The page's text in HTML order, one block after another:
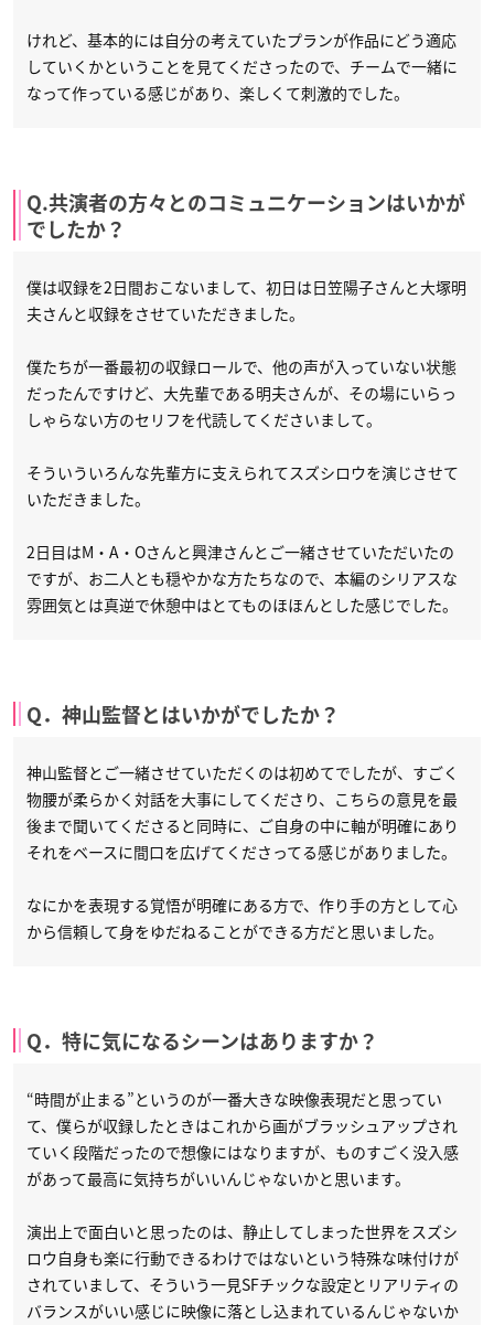
けれど、基本的には自分の考えていたプランが作品にどう適応
していくかということを見てくださったので、チームで一緒に
なって作っている感じがあり、楽しくて刺激的でした。
Q.共演者の方々とのコミュニケーションはいかが
でしたか？
僕は収録を2日間おこないまして、初日は日笠陽子さんと大塚明
夫さんと収録をさせていただきました。
僕たちが一番最初の収録ロールで、他の声が入っていない状態
だったんですけど、大先輩である明夫さんが、その場にいらっ
しゃらない方のセリフを代読してくださいまして。
そういういろんな先輩方に支えられてスズシロウを演じさせて
いただきました。
2日目はM・A・Oさんと興津さんとご一緒させていただいたの
ですが、お二人とも穏やかな方たちなので、本編のシリアスな
雰囲気とは真逆で休憩中はとてものほほんとした感じでした。
Q．神山監督とはいかがでしたか？
神山監督とご一緒させていただくのは初めてでしたが、すごく
物腰が柔らかく対話を大事にしてくださり、こちらの意見を最
後まで聞いてくださると同時に、ご自身の中に軸が明確にあり
それをベースに間口を広げてくださってる感じがありました。
なにかを表現する覚悟が明確にある方で、作り手の方として心
から信頼して身をゆだねることができる方だと思いました。
Q．特に気になるシーンはありますか？
“時間が止まる”というのが一番大きな映像表現だと思ってい
て、僕らが収録したときはこれから画がブラッシュアップされ
ていく段階だったので想像にはなりますが、ものすごく没入感
があって最高に気持ちがいいんじゃないかと思います。
演出上で面白いと思ったのは、静止してしまった世界をスズシ
ロウ自身も楽に行動できるわけではないという特殊な味付けが
されていまして、そういう一見SFチックな設定とリアリティの
バランスがいい感じに映像に落とし込まれているんじゃないか